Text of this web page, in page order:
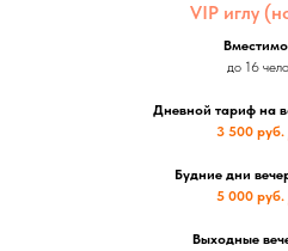
VIP иглу
до 16
Дневной тариф на
3 500 руб.
Будние дни
5 000 руб.
Выходные